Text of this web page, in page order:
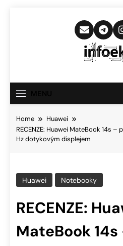
Home
Huawei
RECENZE: Huawei MateBook 14s
Hz dotykovým displejem
Huawei Notebooky
RECENZE:
MateBook